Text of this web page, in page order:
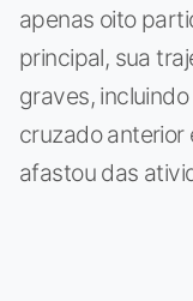
apenas oito
principal, sua
graves,
cruzado anterior
afastou das